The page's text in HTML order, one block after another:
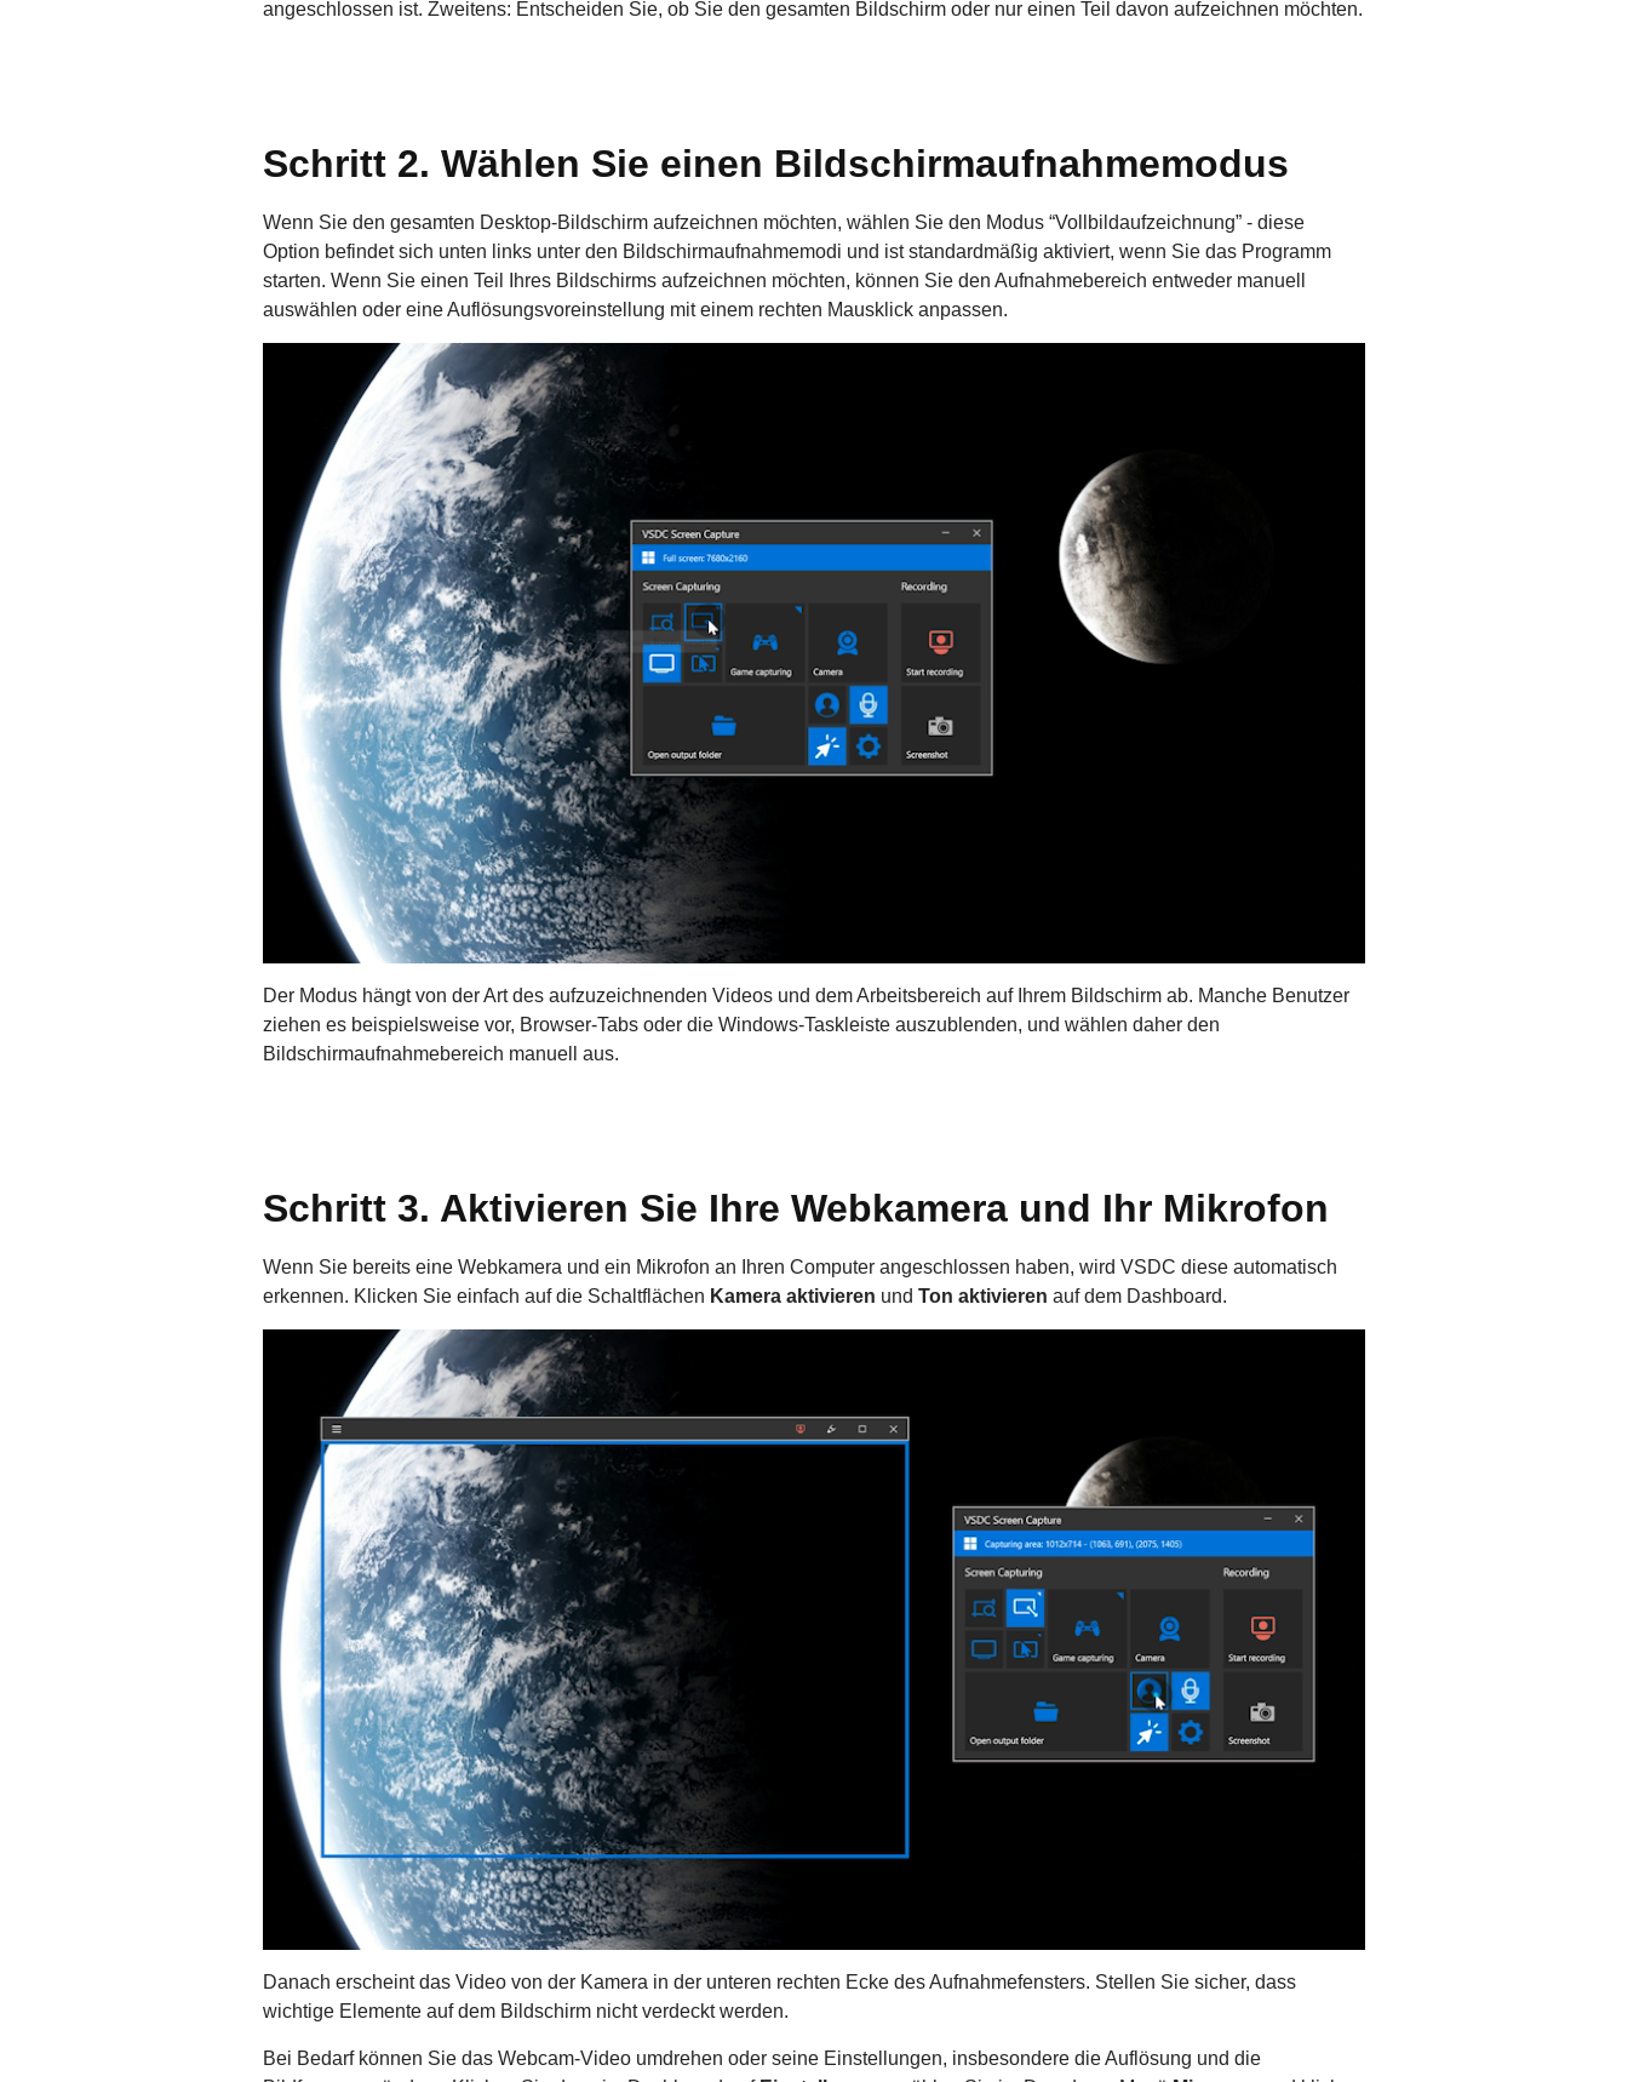
angeschlossen ist. Zweitens: Entscheiden Sie, ob Sie den gesamten Bildschirm oder nur einen Teil davon aufzeichnen möchten.
Schritt 2. Wählen Sie einen Bildschirmaufnahmemodus
Wenn Sie den gesamten Desktop-Bildschirm aufzeichnen möchten, wählen Sie den Modus “Vollbildaufzeichnung” - diese
Option befindet sich unten links unter den Bildschirmaufnahmemodi und ist standardmäßig aktiviert, wenn Sie das Programm
starten. Wenn Sie einen Teil Ihres Bildschirms aufzeichnen möchten, können Sie den Aufnahmebereich entweder manuell
auswählen oder eine Auflösungsvoreinstellung mit einem rechten Mausklick anpassen.
Der Modus hängt von der Art des aufzuzeichnenden Videos und dem Arbeitsbereich auf Ihrem Bildschirm ab. Manche Benutzer
ziehen es beispielsweise vor, Browser-Tabs oder die Windows-Taskleiste auszublenden, und wählen daher den
Bildschirmaufnahmebereich manuell aus.
Schritt 3. Aktivieren Sie Ihre Webkamera und Ihr Mikrofon
Wenn Sie bereits eine Webkamera und ein Mikrofon an Ihren Computer angeschlossen haben, wird VSDC diese automatisch
erkennen. Klicken Sie einfach auf die Schaltflächen Kamera aktivieren und Ton aktivieren auf dem Dashboard.
Danach erscheint das Video von der Kamera in der unteren rechten Ecke des Aufnahmefensters. Stellen Sie sicher, dass
wichtige Elemente auf dem Bildschirm nicht verdeckt werden.
Bei Bedarf können Sie das Webcam-Video umdrehen oder seine Einstellungen, insbesondere die Auflösung und die